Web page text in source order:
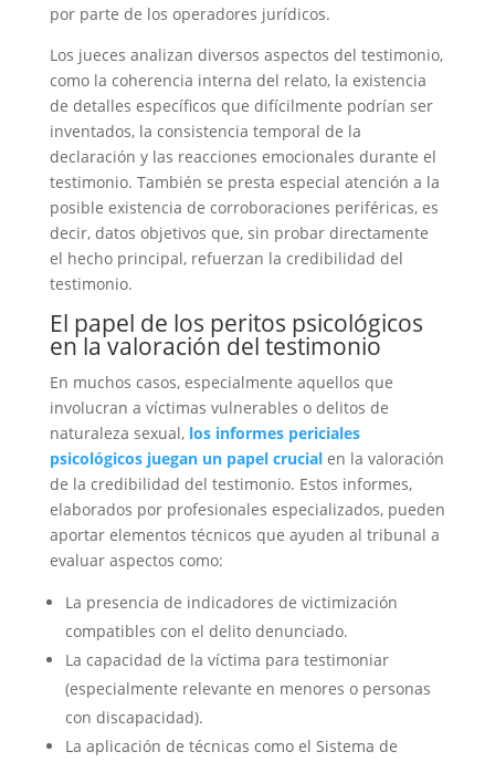
por parte de los operadores jurídicos.
Los jueces analizan diversos aspectos del testimonio,
como la coherencia interna del relato, la existencia
de detalles específicos que difícilmente podrían ser
inventados, la consistencia temporal de la
declaración y las reacciones emocionales durante el
testimonio. También se presta especial atención a la
posible existencia de corroboraciones periféricas, es
decir, datos objetivos que, sin probar directamente
el hecho principal, refuerzan la credibilidad del
testimonio.
El papel de los peritos psicológicos
en la valoración del testimonio
En muchos casos, especialmente aquellos que
involucran a víctimas vulnerables o delitos de
naturaleza sexual, los informes periciales
psicológicos juegan un papel crucial en la valoración
de la credibilidad del testimonio. Estos informes,
elaborados por profesionales especializados, pueden
aportar elementos técnicos que ayuden al tribunal a
evaluar aspectos como:
La presencia de indicadores de victimización
compatibles con el delito denunciado.
La capacidad de la víctima para testimoniar
(especialmente relevante en menores o personas
con discapacidad).
La aplicación de técnicas como el Sistema de